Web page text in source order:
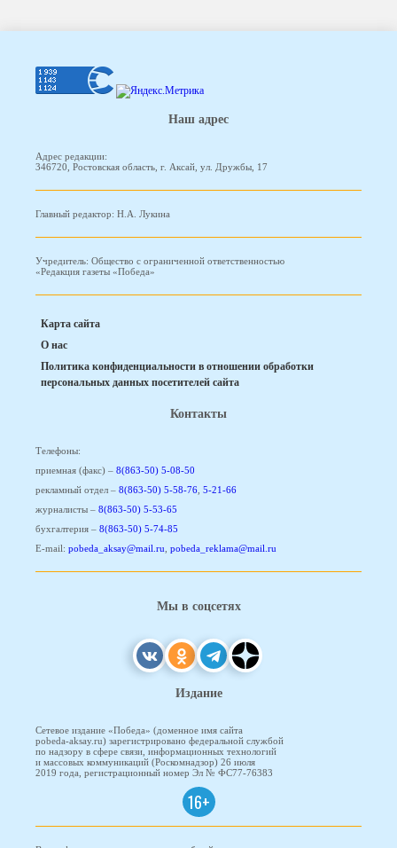
Наш адрес
Адрес редакции:
346720, Ростовская область, г. Аксай, ул. Дружбы, 17
Главный редактор: Н.А. Лукина
Учредитель: Общество с ограниченной ответственностью
«Редакция газеты «Победа»
Карта сайта
О нас
Политика конфиденциальности в отношении обработки
персональных данных посетителей сайта
Контакты
Телефоны:
приемная (факс) – 8(863-50) 5-08-50
рекламный отдел – 8(863-50) 5-58-76, 5-21-66
журналисты – 8(863-50) 5-53-65
бухгалтерия – 8(863-50) 5-74-85
E-mail: pobeda_aksay@mail.ru, pobeda_reklama@mail.ru
Мы в соцсетях
Издание
Сетевое издание «Победа» (доменное имя сайта
pobeda-aksay.ru) зарегистрировано федеральной службой
по надзору в сфере связи, информационных технологий
и массовых коммуникаций (Роскомнадзор) 26 июля
2019 года, регистрационный номер Эл № ФС77-76383
16+